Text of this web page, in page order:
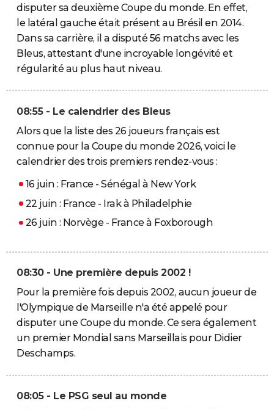
disputer sa deuxième Coupe du monde. En effet,
le latéral gauche était présent au Brésil en 2014.
Dans sa carrière, il a disputé 56 matchs avec les
Bleus, attestant d'une incroyable longévité et
régularité au plus haut niveau.
08:55 - Le calendrier des Bleus
Alors que la liste des 26 joueurs français est
connue pour la Coupe du monde 2026, voici le
calendrier des trois premiers rendez-vous :
16 juin : France - Sénégal à New York
22 juin : France - Irak à Philadelphie
26 juin : Norvège - France à Foxborough
08:30 - Une première depuis 2002 !
Pour la première fois depuis 2002, aucun joueur de
l'Olympique de Marseille n'a été appelé pour
disputer une Coupe du monde. Ce sera également
un premier Mondial sans Marseillais pour Didier
Deschamps.
08:05 - Le PSG seul au monde